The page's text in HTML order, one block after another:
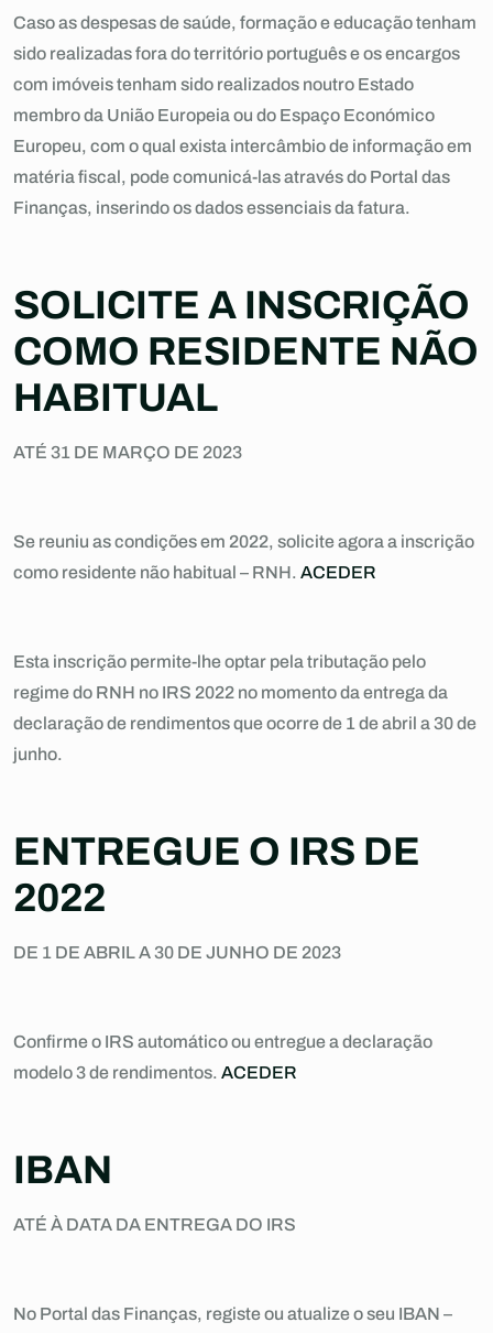
Caso as despesas de saúde, formação e educação tenham
sido realizadas fora do território português e os encargos
com imóveis tenham sido realizados noutro Estado
membro da União Europeia ou do Espaço Económico
Europeu, com o qual exista intercâmbio de informação em
matéria fiscal, pode comunicá-las através do Portal das
Finanças, inserindo os dados essenciais da fatura.
SOLICITE A INSCRIÇÃO
COMO RESIDENTE NÃO
HABITUAL
ATÉ 31 DE MARÇO DE 2023
Se reuniu as condições em 2022, solicite agora a inscrição
como residente não habitual – RNH. ACEDER
Esta inscrição permite-lhe optar pela tributação pelo
regime do RNH no IRS 2022 no momento da entrega da
declaração de rendimentos que ocorre de 1 de abril a 30 de
junho.
ENTREGUE O IRS DE
2022
DE 1 DE ABRIL A 30 DE JUNHO DE 2023
Confirme o IRS automático ou entregue a declaração
modelo 3 de rendimentos. ACEDER
IBAN
ATÉ À DATA DA ENTREGA DO IRS
No Portal das Finanças, registe ou atualize o seu IBAN –